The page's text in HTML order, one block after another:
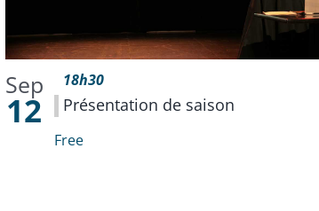
Sep
12
18h30
Présentation de saison
Free